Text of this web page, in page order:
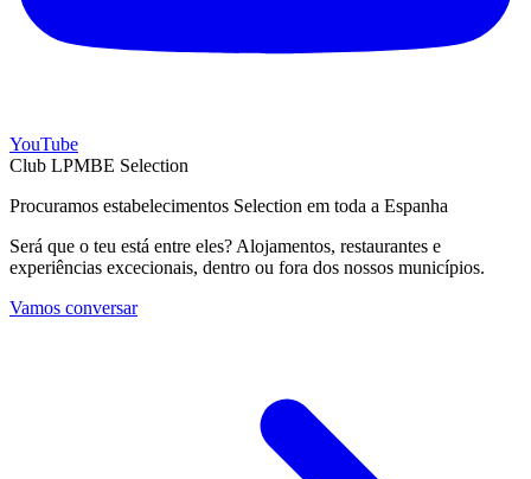
YouTube
Club LPMBE Selection
Procuramos estabelecimentos Selection em toda a Espanha
Será que o teu está entre eles? Alojamentos, restaurantes e
experiências excecionais, dentro ou fora dos nossos municípios.
Vamos conversar